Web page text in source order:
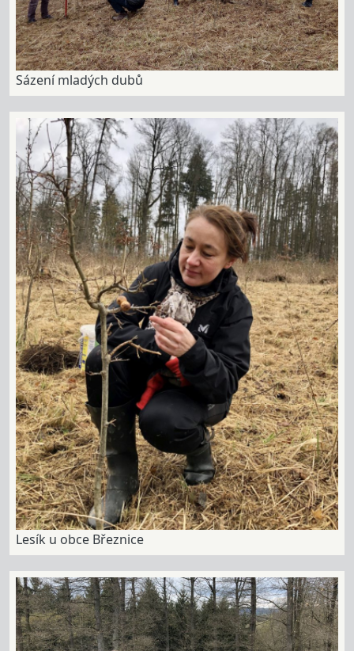
Sázení mladých dubů
Lesík u obce Březnice